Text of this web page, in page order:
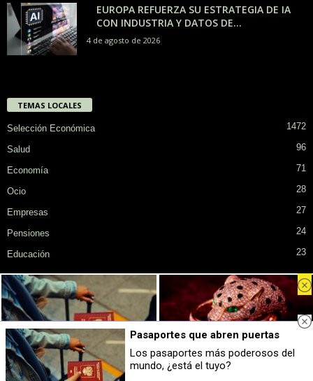
EUROPA REFUERZA SU ESTRATEGIA DE IA
CON INDUSTRIA Y DATOS DE...
4 de agosto de 2026
TEMAS LOCALES
Selección Económica 1472
Salud 96
Economía 71
Ocio 28
Empresas 27
Pensiones 24
Educación 23
Privacidad Cookies Publicidad en SiendoMayor
Sobre Nosotros
© COPYRIGHT. Todos los derechos reservados.
Pasaportes que abren puertas
Los pasaportes más poderosos del
mundo, ¿está el tuyo?
Pasaportes que abren puertas
Los pasaportes más poderosos del
Lujo con carácter